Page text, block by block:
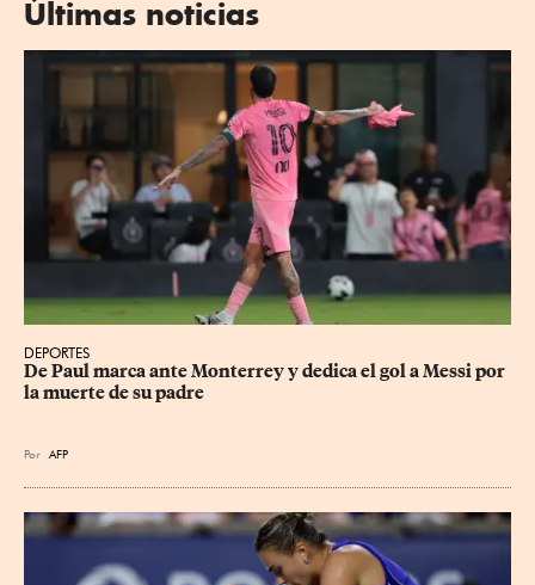
Últimas noticias
DEPORTES
De Paul marca ante Monterrey y dedica el gol a Messi por
la muerte de su padre
Por AFP